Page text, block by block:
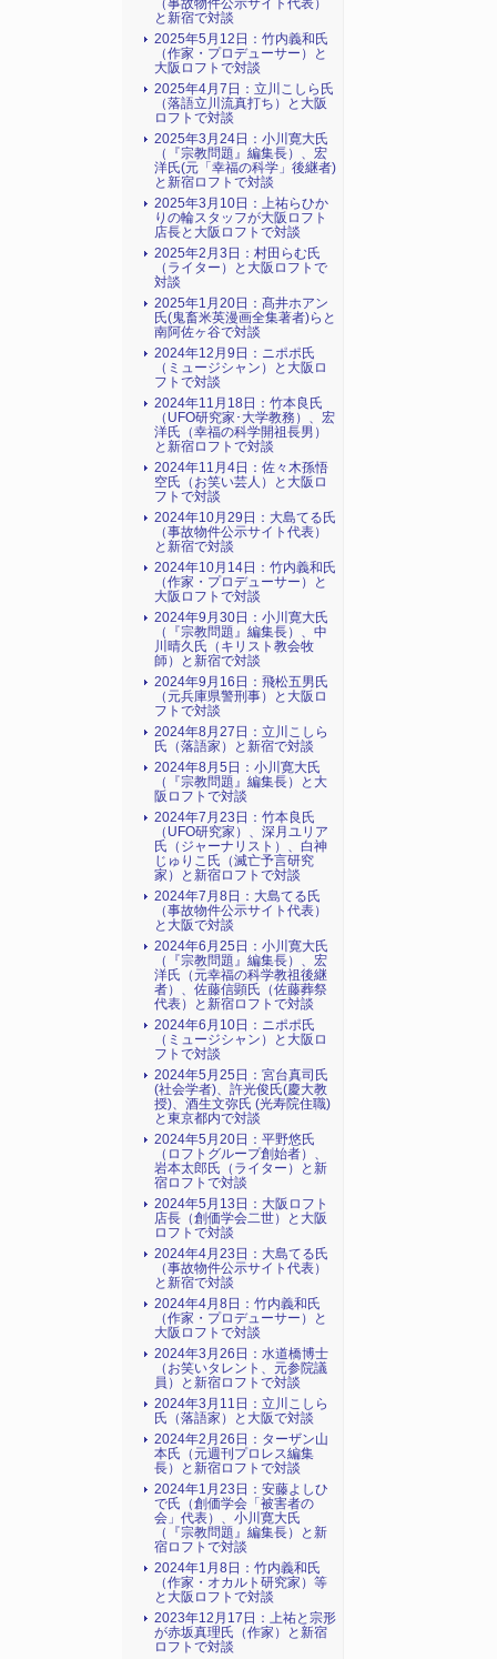
（事故物件公示サイト代表）
と新宿で対談
2025年5月12日：竹内義和氏
（作家・プロデューサー）と
大阪ロフトで対談
2025年4月7日：立川こしら氏
（落語立川流真打ち）と大阪
ロフトで対談
2025年3月24日：小川寛大氏
（『宗教問題』編集長）、宏
洋氏(元「幸福の科学」後継者)
と新宿ロフトで対談
2025年3月10日：上祐らひか
りの輪スタッフが大阪ロフト
店長と大阪ロフトで対談
2025年2月3日：村田らむ氏
（ライター）と大阪ロフトで
対談
2025年1月20日：髙井ホアン
氏(鬼畜米英漫画全集著者)らと
南阿佐ヶ谷で対談
2024年12月9日：ニポポ氏
（ミュージシャン）と大阪ロ
フトで対談
2024年11月18日：竹本良氏
（UFO研究家･大学教務）、宏
洋氏（幸福の科学開祖長男）
と新宿ロフトで対談
2024年11月4日：佐々木孫悟
空氏（お笑い芸人）と大阪ロ
フトで対談
2024年10月29日：大島てる氏
（事故物件公示サイト代表）
と新宿で対談
2024年10月14日：竹内義和氏
（作家・プロデューサー）と
大阪ロフトで対談
2024年9月30日：小川寛大氏
（『宗教問題』編集長）、中
川晴久氏（キリスト教会牧
師）と新宿で対談
2024年9月16日：飛松五男氏
（元兵庫県警刑事）と大阪ロ
フトで対談
2024年8月27日：立川こしら
氏（落語家）と新宿で対談
2024年8月5日：小川寛大氏
（『宗教問題』編集長）と大
阪ロフトで対談
2024年7月23日：竹本良氏
（UFO研究家）、深月ユリア
氏（ジャーナリスト）、白神
じゅりこ氏（滅亡予言研究
家）と新宿ロフトで対談
2024年7月8日：大島てる氏
（事故物件公示サイト代表）
と大阪で対談
2024年6月25日：小川寛大氏
（『宗教問題』編集長）、宏
洋氏（元幸福の科学教祖後継
者）、佐藤信顕氏（佐藤葬祭
代表）と新宿ロフトで対談
2024年6月10日：ニポポ氏
（ミュージシャン）と大阪ロ
フトで対談
2024年5月25日：宮台真司氏
(社会学者)、許光俊氏(慶大教
授)、酒生文弥氏 (光寿院住職)
と東京都内で対談
2024年5月20日：平野悠氏
（ロフトグループ創始者）、
岩本太郎氏（ライター）と新
宿ロフトで対談
2024年5月13日：大阪ロフト
店長（創価学会二世）と大阪
ロフトで対談
2024年4月23日：大島てる氏
（事故物件公示サイト代表）
と新宿で対談
2024年4月8日：竹内義和氏
（作家・プロデューサー）と
大阪ロフトで対談
2024年3月26日：水道橋博士
（お笑いタレント、元参院議
員）と新宿ロフトで対談
2024年3月11日：立川こしら
氏（落語家）と大阪で対談
2024年2月26日：ターザン山
本氏（元週刊プロレス編集
長）と新宿ロフトで対談
2024年1月23日：安藤よしひ
で氏（創価学会「被害者の
会」代表）、小川寛大氏
（『宗教問題』編集長）と新
宿ロフトで対談
2024年1月8日：竹内義和氏
（作家・オカルト研究家）等
と大阪ロフトで対談
2023年12月17日：上祐と宗形
が赤坂真理氏（作家）と新宿
ロフトで対談